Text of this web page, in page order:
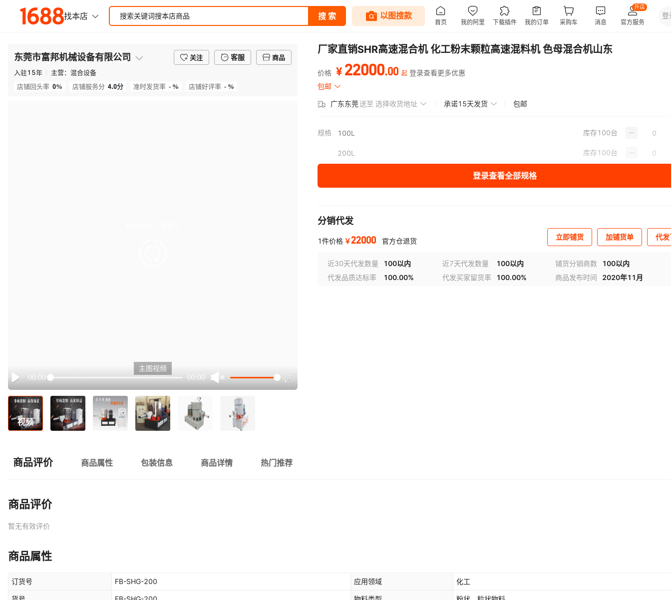
东莞市富邦机械设备有限公司 关注 客服
商品
入驻15年 主营： 混合设备
店铺回头率 0% 店铺服务分 4.0分 准时发货率 - % 店铺好评率 - %
Play
00:00 00:00
主图视频
视频
厂家直销SHR高速混合机 化工粉末颗粒高速混料机 色母混合机山东
价格 ¥ 22000.00 起 登录查看更多优惠
包邮
广东东莞送至 选择收货地址 承诺15天发货 包邮
规格 100L 库存100台
200L 库存100台
登录查看全部规格
分销代发
1件价格 ￥22000 官方仓退货 立即铺货 加铺货单 代
近30天代发数量 100以内 近7天代发数量 100以内 铺货分销商数
100以内
代发品质达标率
100.00% 代发买家留货率 100.00% 商品发布时间 2020年11月
商品评价 商品属性 包装信息 商品详情 热门推荐
商品评价
暂无有效评价
商品属性
订货号 FB-SHG-200 应用领域 化工